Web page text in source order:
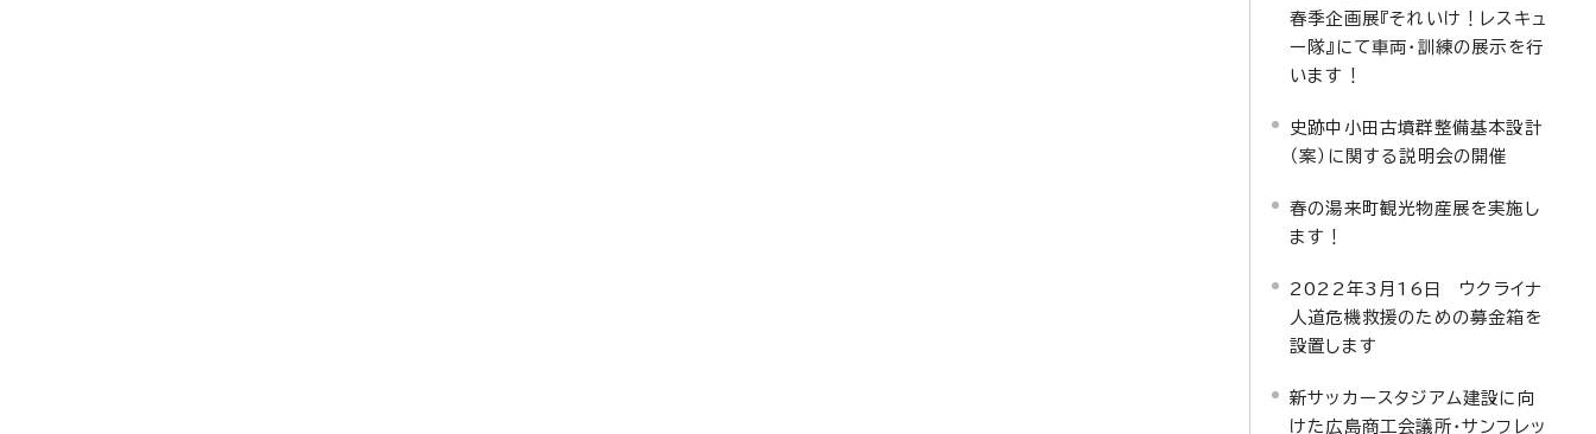
春季企画展『それいけ！レスキュ
ー隊』にて車両・訓練の展示を行
います！
史跡中小田古墳群整備基本設計
（案）に関する説明会の開催
春の湯来町観光物産展を実施し
ます！
2022年3月16日 ウクライナ
人道危機救援のための募金箱を
設置します
新サッカースタジアム建設に向
けた広島商工会議所・サンフレッ